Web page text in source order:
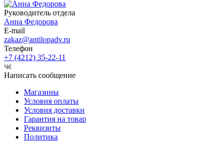
Руководитель отдела
Анна Федорова
E-mail
zakaz@antilopadv.ru
Телефон
+7 (4212) 35-22-11
Написать сообщение
Магазины
Условия оплаты
Условия доставки
Гарантия на товар
Реквизиты
Политика